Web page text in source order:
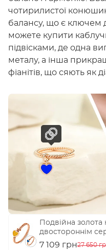
чотирилистої
балансу, що є ключем
можете купити
підвісками, де одна
металу, а інша
фіанітів, що сяють як
Подвійна золота
двостороннім
(арт. 141201есж)
7 109 грн27 650